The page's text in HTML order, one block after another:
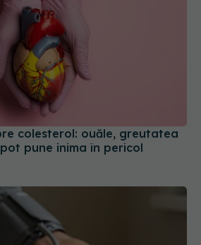
colesterol: ouăle, greutatea
pune inima în pericol